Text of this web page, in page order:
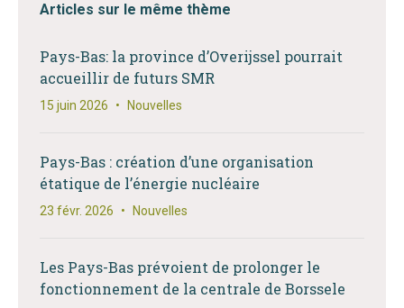
Articles sur le même thème
Pays-Bas: la province d’Overijssel pourrait
accueillir de futurs SMR
15 juin 2026 • Nouvelles
Pays-Bas : création d’une organisation
étatique de l’énergie nucléaire
23 févr. 2026 • Nouvelles
Les Pays-Bas prévoient de prolonger le
fonctionnement de la centrale de Borssele